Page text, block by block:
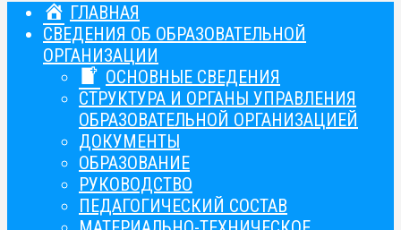
ГЛАВНАЯ
СВЕДЕНИЯ ОБ ОБРАЗОВАТЕЛЬНОЙ
ОРГАНИЗАЦИИ
ОСНОВНЫЕ СВЕДЕНИЯ
СТРУКТУРА И ОРГАНЫ УПРАВЛЕНИЯ
ОБРАЗОВАТЕЛЬНОЙ ОРГАНИЗАЦИЕЙ
ДОКУМЕНТЫ
ОБРАЗОВАНИЕ
РУКОВОДСТВО
ПЕДАГОГИЧЕСКИЙ СОСТАВ